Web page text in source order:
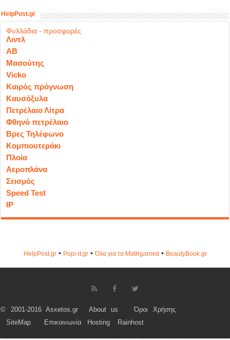
HelpPost.gr
Φυλλάδια - προσφορές
Λιντλ
ΑΒ
Μασούτης
Vicko
Καιρός πρόγνωση
Καυσόξυλα
Πετρέλαιο Λίτρα
Φθηνό πετρέλαιο
Βρες Τηλέφωνο
Κομπιουτεράκι
Πλοία
Αεροπλάνα
Σεισμός
Speed Test
IP
HelpPost.gr• Popi-it.gr•Όλα για τα Μαθηματικά• ΒeautyΒook.gr
© 2001-2016 Asxetos.gr About us
Όροι Χρήσης
SiteMap
Επικοινωνία Hosting Rainhost